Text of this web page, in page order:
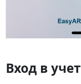
Вход в